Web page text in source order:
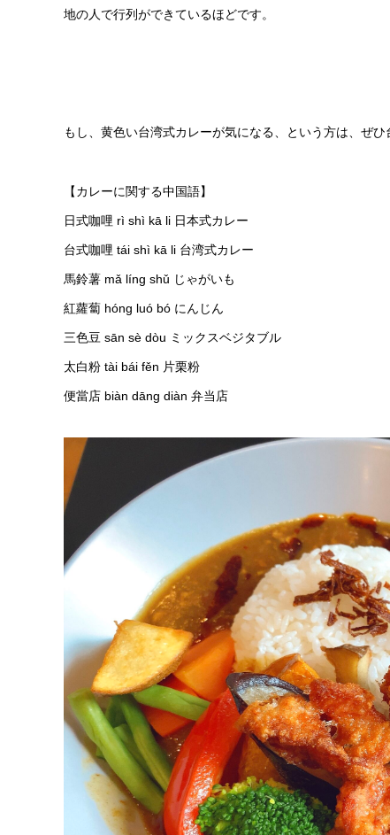
地の人で行列ができているほどです。
もし、黄色い台湾式カレーが気になる、という方は、ぜ
【カレーに関する中国語】
日式咖哩 rì shì kā li 日本式カレー
台式咖哩 tái shì kā li 台湾式カレー
馬鈴薯 mǎ líng shǔ じゃがいも
紅蘿蔔 hóng luó bó にんじん
三色豆 sān sè dòu ミックスベジタブル
太白粉 tài bái fěn 片栗粉
便當店 biàn dāng diàn 弁当店